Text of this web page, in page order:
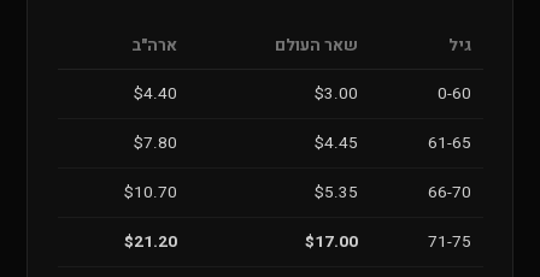
גיל שאר העולם
ארה"ב
0-60
$3.00
$4.40
61-65
$4.45
$7.80
66-70
$5.35
$10.70
71-75
$17.00
$21.20